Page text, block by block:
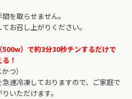
を取らせません。
お召し上がりください。
）で約3分30秒チンするだけで
！
つ）
速冷凍しておりますので、ご家庭で
いただけます。